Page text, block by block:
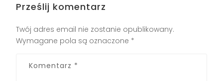
Prześlij komentarz
Twój adres email nie zostanie opublikowany.
Wymagane pola są oznaczone *